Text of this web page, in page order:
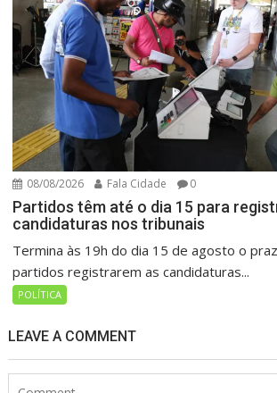
08/08/2026 Fala Cidade 0
Partidos têm até o dia 15 para
candidaturas nos tribunais
Termina às 19h do dia 15 de agosto o
partidos registrarem as candidaturas...
POLÍTICA
LEAVE A COMMENT